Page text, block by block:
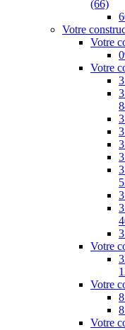
(66)
Votre
Votre
Votre
Votre
Votre
Votre